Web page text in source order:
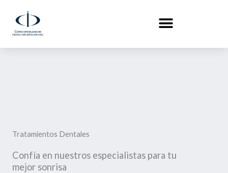
contenido
Tratamientos Dentales
Confía en nuestros especialistas para tu
mejor sonrisa